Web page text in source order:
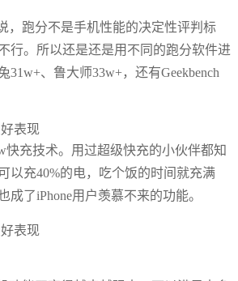
，跑分不是手机性能的决定性评判标
行。所以还是还是用不同的跑分软件进
31w+、鲁大师33w+，还有Geekbench
快充技术。用过超级快充的小伙伴都知
以充40%的电，吃个饭的时间就充满
成了iPhone用户羡慕不来的功能。